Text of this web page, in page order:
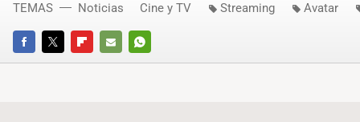
FACEBOOKTWITTERFLIPBOARD
E-
WHATSAPP
TEMAS Noticias Cine y TV Streaming Avatar